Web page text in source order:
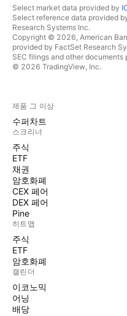
Select market data provided by
Select reference data provided
Research Systems Inc.
Copyright © 2026, American
provided by FactSet Research
SEC filings and other documents
© 2026 TradingView, Inc.
제품 그 이상
수퍼차트
스크리너
주식
ETF
채권
암호화폐
CEX 페어
DEX 페어
Pine
히트맵
주식
ETF
암호화폐
캘린더
이코노믹
어닝
배당